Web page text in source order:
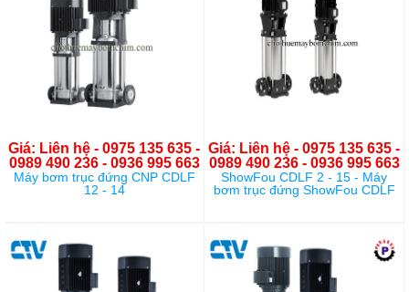
Giá: Liên hệ - 0975 135 635 -
0989 490 236 - 0936 995 663
Máy bơm trục đứng CNP CDLF
12 - 14
Giá: Liên hệ - 0975 135 635 -
0989 490 236 - 0936 995 663
ShowFou CDLF 2 - 15 - Máy
bơm trục đứng ShowFou CDLF